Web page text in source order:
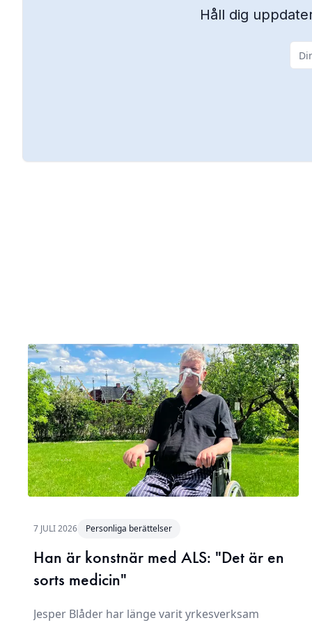
Håll dig
7 JULI 2026 Personliga berättelser
Han är konstnär med ALS: "Det är en
sorts medicin"
Jesper Blåder har länge varit yrkesverksam